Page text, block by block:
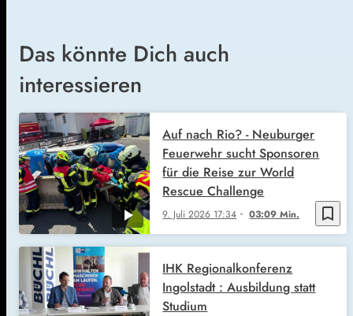
Das könnte Dich auch
interessieren
bookmark_border
9. Juli 2026 17:34 03:09 Min.
Auf nach Rio? - Neuburger
Feuerwehr sucht Sponsoren
für die Reise zur World
Rescue Challenge
IHK Regionalkonferenz
Ingolstadt : Ausbildung statt
Studium